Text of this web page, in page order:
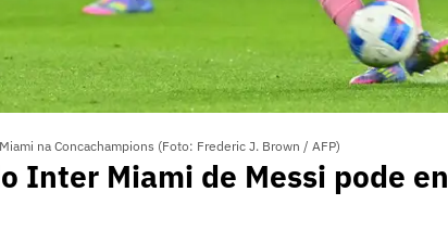
na Concachampions (Foto: Frederic J. Brown / AFP)
Inter Miami de Messi pode